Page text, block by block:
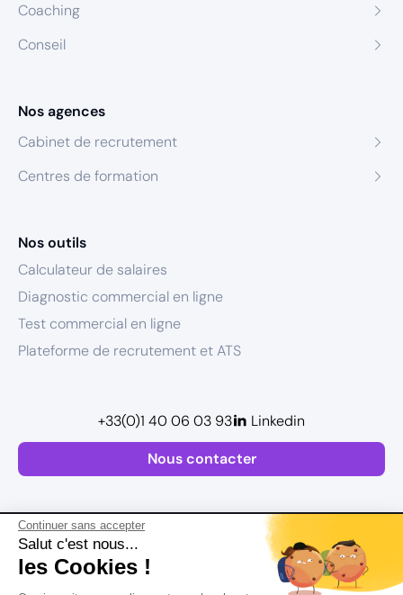
Continuer sans accepter
Salut c'est nous...
les Cookies !
Coaching
Conseil
Nos agences
Cabinet de recrutement
Centres de formation
Nos outils
Calculateur de salaires
Diagnostic commercial en ligne
Test commercial en ligne
Plateforme de recrutement et ATS
Nous contacter
+33(0)1 40 06 03 93 Linkedin